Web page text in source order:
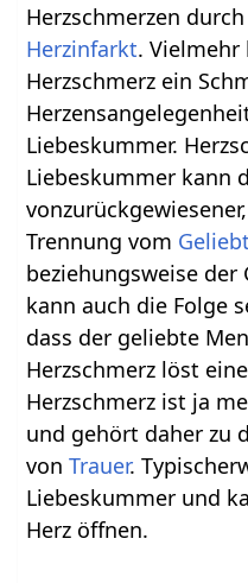
Herzschmerzen
Herzinfarkt. Vielmehr
Herzschmerz ein
Liebeskummer.
Liebeskummer kann
Trennung vom
beziehungsweise der
kann auch die Folge
dass der geliebte
Herzschmerz löst
Herzschmerz ist ja
und gehört daher zu
vonTrauer.
Liebeskummer und
Herz öffnen.